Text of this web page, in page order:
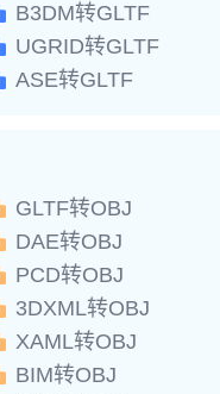
B3DM转GLTF
UGRID转GLTF
ASE转GLTF
GLTF转OBJ
DAE转OBJ
PCD转OBJ
3DXML转OBJ
XAML转OBJ
BIM转OBJ